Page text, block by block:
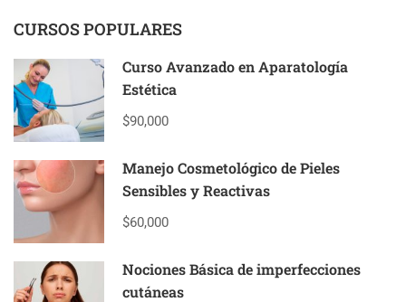
CURSOS POPULARES
Curso Avanzado en Aparatología
Estética
$90,000
Manejo Cosmetológico de Pieles
Sensibles y Reactivas
$60,000
Nociones Básica de imperfecciones
cutáneas